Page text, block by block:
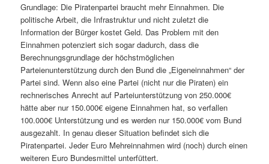
Grundlage: Die Piratenpartei braucht mehr Einnahmen. Die
politische Arbeit, die Infrastruktur und nicht zuletzt die
Information der Bürger kostet Geld. Das Problem mit den
Einnahmen potenziert sich sogar dadurch, dass die
Berechnungsgrundlage der höchstmöglichen
Parteienunterstützung durch den Bund die „Eigeneinnahmen“ der
Partei sind. Wenn also eine Partei (nicht nur die Piraten) ein
rechnerisches Anrecht auf Parteiunterstützung von 250.000€
hätte aber nur 150.000€ eigene Einnahmen hat, so verfallen
100.000€ Unterstützung und es werden nur 150.000€ vom Bund
ausgezahlt. In genau dieser Situation befindet sich die
Piratenpartei. Jeder Euro Mehreinnahmen wird (noch) durch einen
weiteren Euro Bundesmittel unterfüttert.